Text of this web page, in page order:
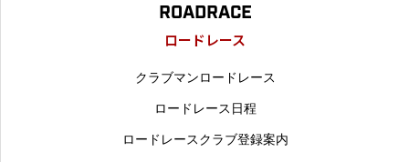
ROADRACE
ロードレース
クラブマンロードレース
ロードレース日程
ロードレースクラブ登録案内